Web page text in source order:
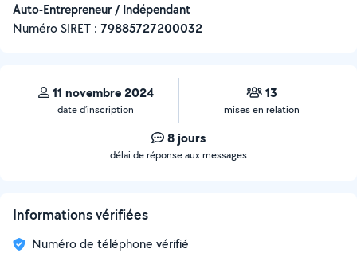
Auto-Entrepreneur / Indépendant
Numéro SIRET : ‍79885727200032
11 novembre 2024
date d’inscription
13
mises en relation
8 jours
délai de réponse aux messages
Informations vérifiées
Numéro de téléphone vérifié